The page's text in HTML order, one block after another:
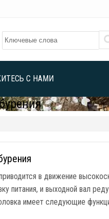
С НАМИ
в движение
питания, и выходной вал
имеет следующие